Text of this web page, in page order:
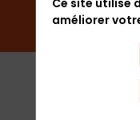
améliorer